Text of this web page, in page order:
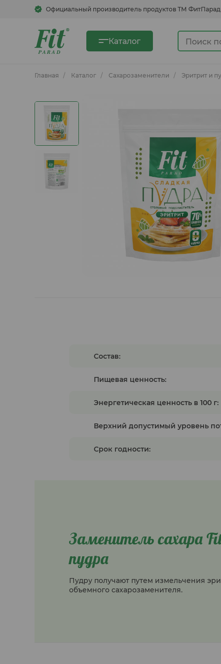
Официальный производитель продуктов ТМ ФитПарад
Быстрорастворимые напитки
Кукурузные хлопья, смеси для
Гуляши растительные
Каталог
Главная Каталог Сахарозаменители Эритрит и
Состав:
Пищевая ценность:
Энергетическая ценность в 100 г:
Верхний допустимый уровень
Срок годности:
Заменитель сахара
пудра
Пудру получают путем измельчения
объемного сахарозаменителя.